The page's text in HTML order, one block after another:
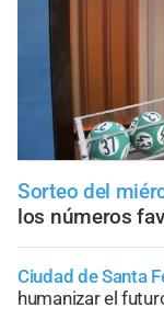
Sorteo del
los números
Ciudad de Santa
humanizar el